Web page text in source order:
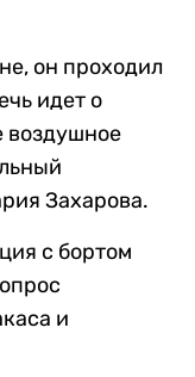
он проходил
идет о
воздушное
Захарова.
с бортом
и